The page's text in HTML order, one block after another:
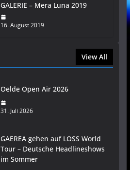
GALERIE – Mera Luna 2019
16. August 2019
View All
Oelde Open Air 2026
31. Juli 2026
GAEREA gehen auf LOSS World
Tour – Deutsche Headlineshows
im Sommer